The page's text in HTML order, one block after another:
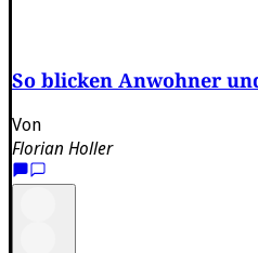
So blicken Anwohner
Von
Florian Holler